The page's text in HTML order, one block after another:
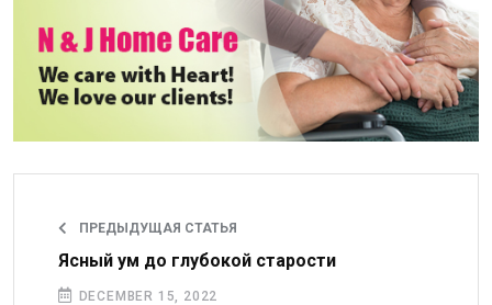
ПРЕДЫДУЩАЯ СТАТЬЯ
Ясный ум до глубокой старости
DECEMBER 15, 2022